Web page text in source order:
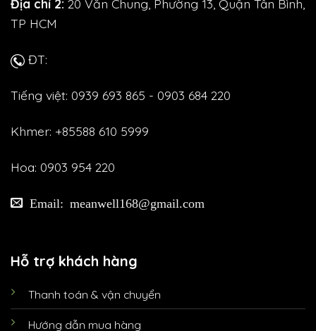
Địa chỉ 2: 20 Văn Chung, Phường 13, Quận Tân Bình,
TP HCM
ĐT:
Tiếng việt: 0939 693 865 - 0903 684 220
Khmer: +85588 610 5999
Hoa: 0903 954 220
Email: meanwell168@gmail.com
Hỗ trợ khách hàng
Thanh toán & vận chuyển
Hướng dẫn mua hàng